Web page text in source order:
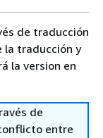
de traducción
la traducción y
la version en
de
entre